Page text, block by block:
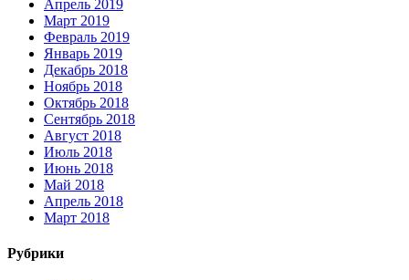
Апрель 2019
Март 2019
Февраль 2019
Январь 2019
Декабрь 2018
Ноябрь 2018
Октябрь 2018
Сентябрь 2018
Август 2018
Июль 2018
Июнь 2018
Май 2018
Апрель 2018
Март 2018
Рубрики